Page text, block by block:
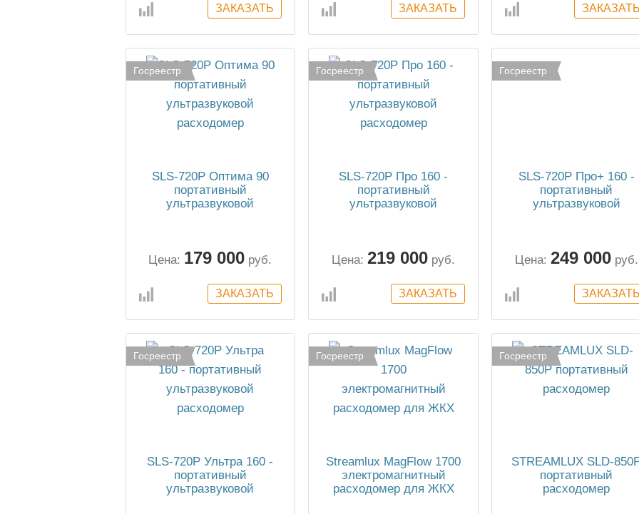
Госреестр
SLS-720P Оптима 90
портативный
ультразвуковой
Цена: 179 000 руб.
Госреестр
SLS-720P Про 160 -
портативный
ультразвуковой
Цена: 219 000 руб.
Госреестр
SLS-720P Про+ 160 -
портативный
ультразвуковой
Цена: 249 000 руб.
Госреестр
SLS-720P Ультра 160 -
портативный
ультразвуковой
Госреестр
Streamlux MagFlow 1700
электромагнитный
расходомер для ЖКХ
Госреестр
STREAMLUX SLD-
портативный
расходомер